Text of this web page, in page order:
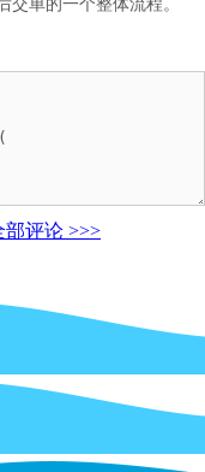
单的一个整体流程。
部评论 >>>